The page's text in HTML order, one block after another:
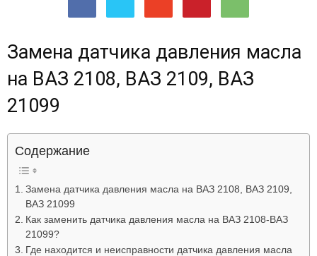
Замена датчика давления масла
на ВАЗ 2108, ВАЗ 2109, ВАЗ
21099
Содержание
Замена датчика давления масла на ВАЗ 2108, ВАЗ 2109,
ВАЗ 21099
Как заменить датчика давления масла на ВАЗ 2108-ВАЗ
21099?
Где находится и неисправности датчика давления масла